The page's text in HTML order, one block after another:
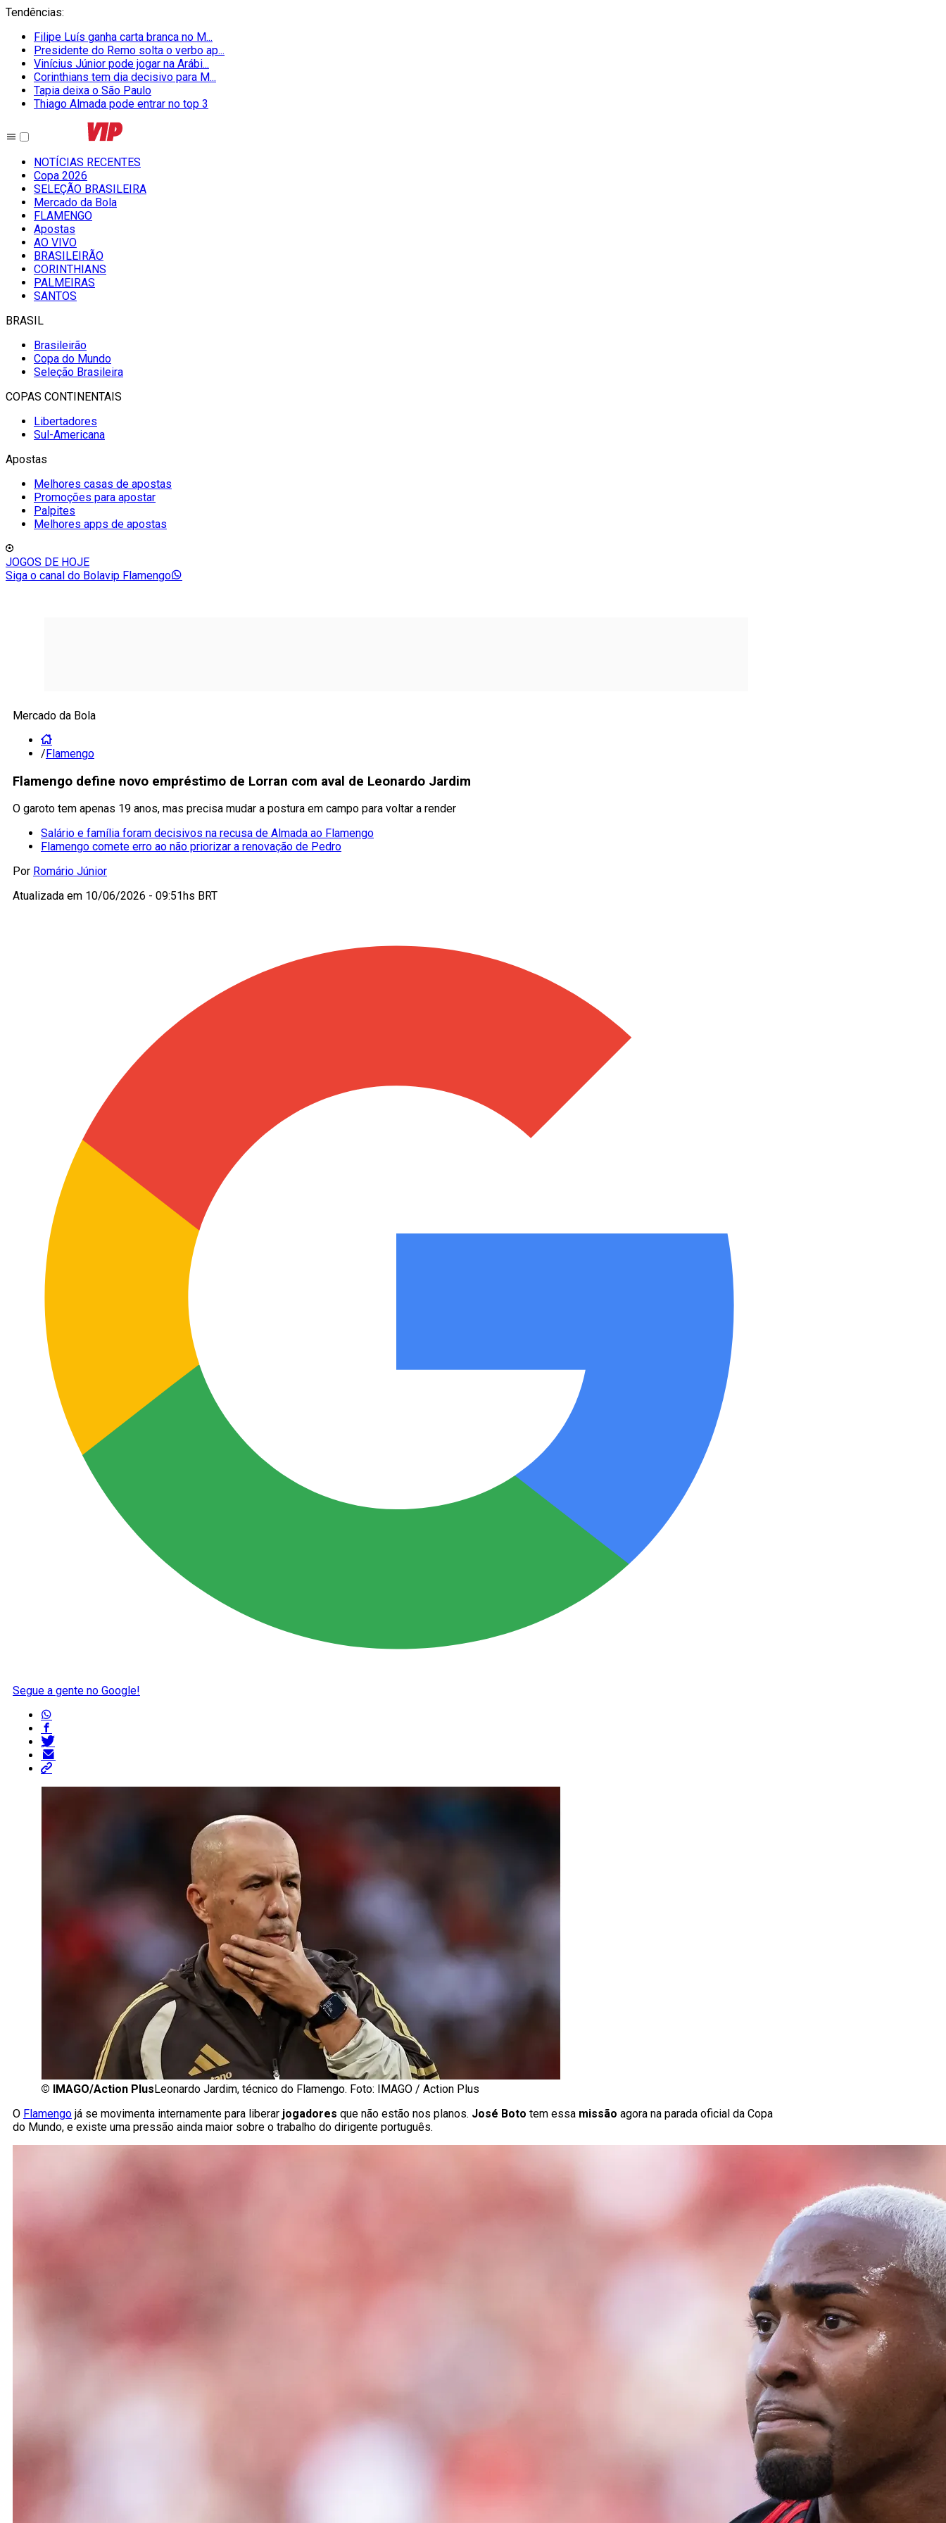
Tendências:
Filipe Luís ganha carta branca no M...
Presidente do Remo solta o verbo ap...
Vinícius Júnior pode jogar na Arábi...
Corinthians tem dia decisivo para M...
Tapia deixa o São Paulo
Thiago Almada pode entrar no top 3
NOTÍCIAS RECENTES
Copa 2026
SELEÇÃO BRASILEIRA
Mercado da Bola
FLAMENGO
Apostas
AO VIVO
BRASILEIRÃO
CORINTHIANS
PALMEIRAS
SANTOS
BRASIL
Brasileirão
Copa do Mundo
Seleção Brasileira
COPAS CONTINENTAIS
Libertadores
Sul-Americana
Apostas
Melhores casas de apostas
Promoções para apostar
Palpites
Melhores apps de apostas
JOGOS DE HOJE
Siga o canal do Bolavip Flamengo
Mercado da Bola
/Flamengo
Flamengo define novo empréstimo de Lorran com aval de Leonardo Jardim
O garoto tem apenas 19 anos, mas precisa mudar a postura em campo para voltar a render
Salário e família foram decisivos na recusa de Almada ao Flamengo
Flamengo comete erro ao não priorizar a renovação de Pedro
Por Romário Júnior
Atualizada em 10/06/2026 - 09:51hs BRT
Segue a gente no Google!
© IMAGO/Action Plus Leonardo Jardim, técnico do Flamengo. Foto: IMAGO / Action Plus
O Flamengo já se movimenta internamente para liberar jogadores que não estão nos planos. José Boto tem essa missão agora na parada oficial da Copa
do Mundo, e existe uma pressão ainda maior sobre o trabalho do dirigente português.